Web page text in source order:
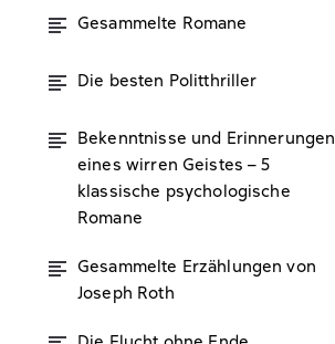
Gesammelte Romane
Die besten Politthriller
Bekenntnisse und Erinnerungen
eines wirren Geistes – 5
klassische psychologische
Romane
Gesammelte Erzählungen von
Joseph Roth